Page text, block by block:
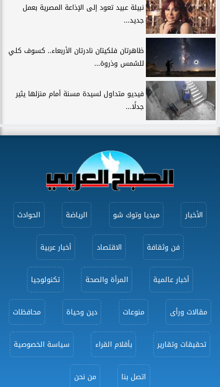
نبيلة عبيد تعود إلى الإذاعة المصرية بعمل
جديد...
ظاهرتان فلكيتان نادرتان الأربعاء.. كسوف كلي
للشمس وذروة...
فيديو متداول لسيدة مسنة أمام منزلها يثير
جدلًا...
الأخبار ميديا وتوك شو الرياضة الحوادث
فن وثقافة الاقتصاد أخبار عربية
أخبار عالمية المرأة والصحة تكنولوجيا
مقالات ورأى منوعات دين وحياة محافظات
تحقيقات وتقارير بأقلام القراء سياسة الخصوصية
اتصل بنا من نحن